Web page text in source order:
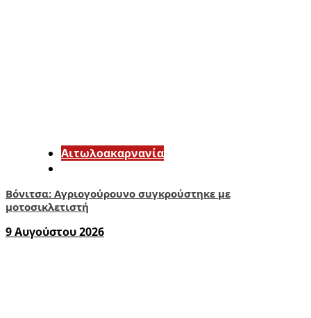
Αιτωλοακαρνανία
Βόνιτσα: Αγριογούρουνο συγκρούστηκε με
μοτοσικλετιστή
9 Αυγούστου 2026